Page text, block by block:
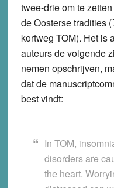
twee-drie om te
de Oosterse tradities (
kortweg TOM). Het is
auteurs de volgende
nemen opschrijven,
dat de
best vindt:
In TOM,
disorders are
the heart.